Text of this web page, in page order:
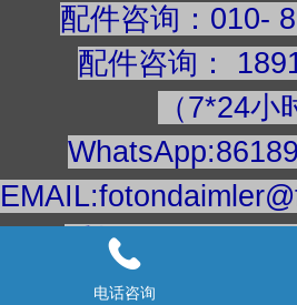
配件咨询：010-
配件咨询 ：
（7*24小
手机/微信：
建议用电脑浏
电话咨询